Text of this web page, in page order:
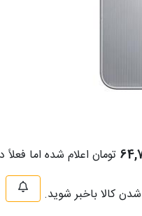
تومان اعلام شده اما
کالا باخبر شوید.